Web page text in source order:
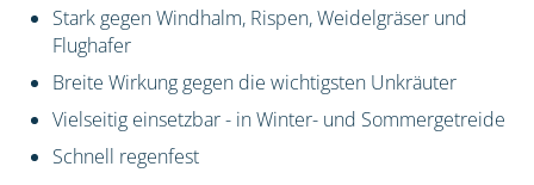
Stark gegen Windhalm, Rispen, Weidelgräser und
Flughafer
Breite Wirkung gegen die wichtigsten Unkräuter
Vielseitig einsetzbar - in Winter- und Sommergetreide
Schnell regenfest